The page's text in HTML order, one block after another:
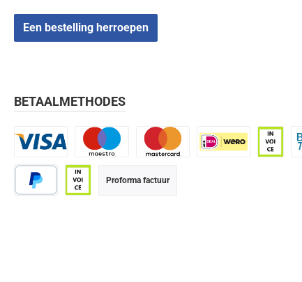
Een bestelling herroepen
BETAALMETHODES
Proforma factuur
Visa Maestro